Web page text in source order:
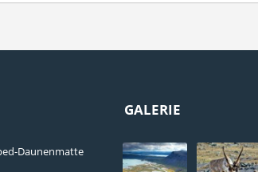
Daunenmatte
GALERIE